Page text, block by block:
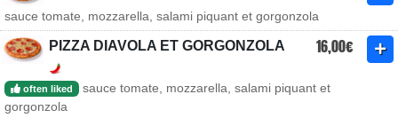
sauce tomate, mozzarella, salami piquant et gorgonzola
PIZZA DIAVOLA ET GORGONZOLA 16,00€
often liked
sauce tomate, mozzarella, salami piquant et
gorgonzola